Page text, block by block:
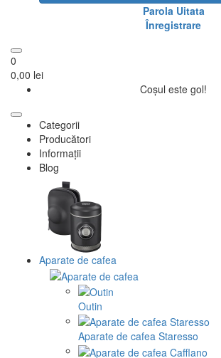
Parola Uitata
Înregistrare
0
0,00 lei
Coșul este gol!
Categorii
Producători
Informații
Blog
Aparate de cafea
Outin
Aparate de cafea Staresso